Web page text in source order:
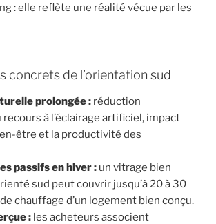
: elle reflète une réalité vécue par les
concrets de l’orientation sud
prolongée : réduction
à l’éclairage artificiel, impact
être et la productivité des
passifs en hiver : un vitrage bien
sud peut couvrir jusqu’à 20 à 30
chauffage d’un logement bien conçu.
: les acheteurs associent